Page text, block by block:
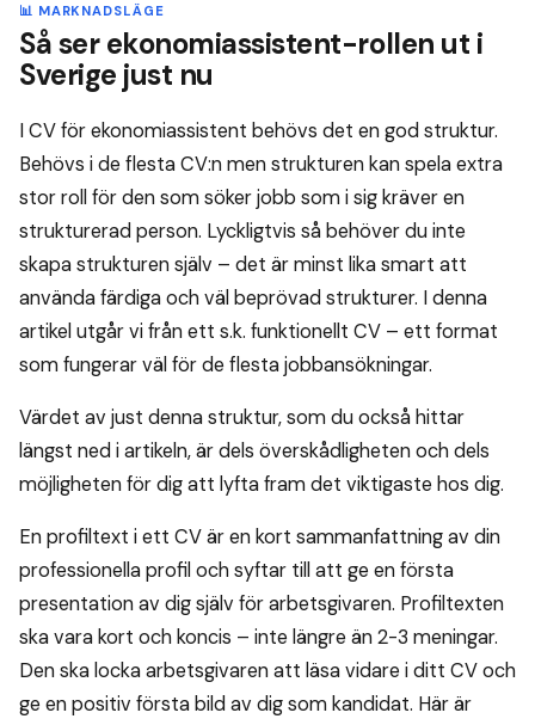
📊 MARKNADSLÄGE
Så ser ekonomiassistent-rollen ut i
Sverige just nu
I CV för ekonomiassistent behövs det en god struktur.
Behövs i de flesta CV:n men strukturen kan spela extra
stor roll för den som söker jobb som i sig kräver en
strukturerad person. Lyckligtvis så behöver du inte
skapa strukturen själv – det är minst lika smart att
använda färdiga och väl beprövad strukturer. I denna
artikel utgår vi från ett s.k. funktionellt CV – ett format
som fungerar väl för de flesta jobbansökningar.
Värdet av just denna struktur, som du också hittar
längst ned i artikeln, är dels överskådligheten och dels
möjligheten för dig att lyfta fram det viktigaste hos dig.
En profiltext i ett CV är en kort sammanfattning av din
professionella profil och syftar till att ge en första
presentation av dig själv för arbetsgivaren. Profiltexten
ska vara kort och koncis – inte längre än 2-3 meningar.
Den ska locka arbetsgivaren att läsa vidare i ditt CV och
ge en positiv första bild av dig som kandidat. Här är